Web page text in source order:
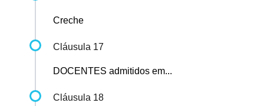
Creche
Cláusula 17
DOCENTES admitidos em...
Cláusula 18